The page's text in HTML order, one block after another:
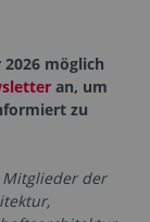
möglich
an, um
zu
Mitglieder der